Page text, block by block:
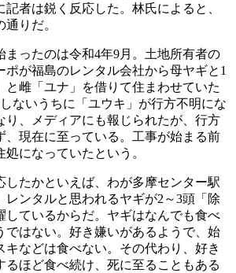
記者は鋭く反応した。林氏によると、
りだ。
ったのは令和4年9月。土地所有者の
ポが福島のレンタル会社から母ヤギと1
と雌「ユナ」を借りて住まわせていた
ないうちに「ユウキ」が行方不明にな
り、メディアにも報じられたが、行方
、現在に至っている。工事が始まる前
処になっていたという。
たかといえば、わが多摩センター駅
レンタルと思われるヤギが2～3頭「除
しているからだ。ヤギはなんでも食べ
ではない。好き嫌いがあるようで、始
キなどは食べない。その代わり、好き
るほど食べ続け、死に至ることもある